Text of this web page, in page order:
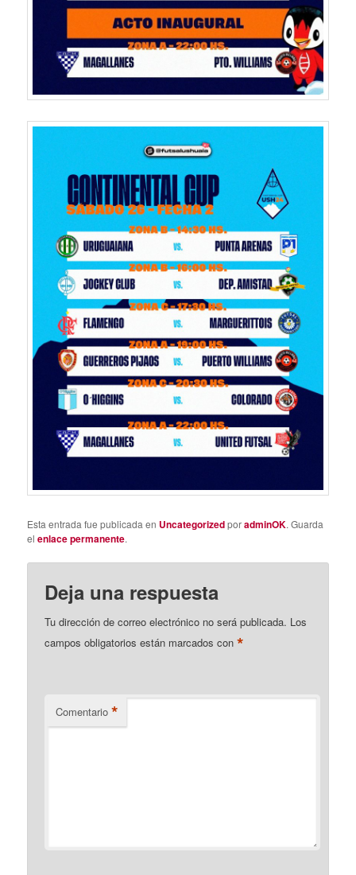
Esta entrada fue publicada en UncategorizedporadminOK. Guarda
elenlace permanente.
Deja una respuesta
Tu dirección de correo electrónico no será publicada. Los
campos obligatorios están marcados con*
Comentario *